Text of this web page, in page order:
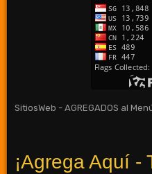
SitiosWeb - AGREGADOS al
¡Agrega Aquí -